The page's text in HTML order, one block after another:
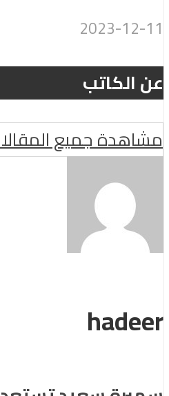
2023-12-11
عن الكاتب
مشاهدة جميع
hadeer